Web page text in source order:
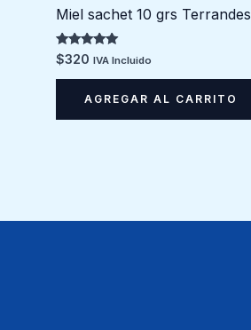
Miel sachet 10 grs Terrandes
Valorado en
5.00
de 5
$320 IVA Incluido
AGREGAR AL CARRITO